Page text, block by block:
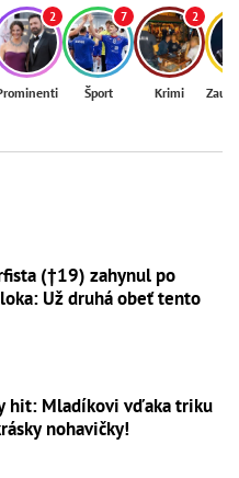
2 7
Šport
2
Krimi
(†19) zahynul po
Už druhá obeť tento
hit: Mladíkovi vďaka triku
nohavičky!